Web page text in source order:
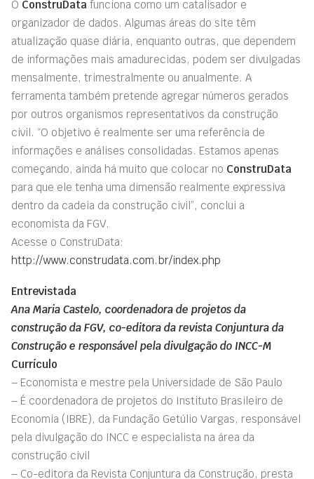
O ConstruData funciona como um catalisador e
organizador de dados. Algumas áreas do site têm
atualização quase diária, enquanto outras, que dependem
de informações mais amadurecidas, podem ser divulgadas
mensalmente, trimestralmente ou anualmente. A
ferramenta também pretende agregar números gerados
por outros organismos representativos da construção
civil. “O objetivo é realmente ser uma referência de
informações e análises consolidadas. Estamos apenas
começando, ainda há muito que colocar no ConstruData
para que ele tenha uma dimensão realmente expressiva
dentro da cadeia da construção civil”, conclui a
economista da FGV.
Acesse o ConstruData:
http://www.construdata.com.br/index.php
Entrevistada
Ana Maria Castelo, coordenadora de projetos da
construção da FGV, co-editora da revista Conjuntura da
Construção e responsável pela divulgação do INCC-M
Currículo
– Economista e mestre pela Universidade de São Paulo
– É coordenadora de projetos do Instituto Brasileiro de
Economia (IBRE), da Fundação Getúlio Vargas, responsável
pela divulgação do INCC e especialista na área da
construção civil
– Co-editora da Revista Conjuntura da Construção, presta